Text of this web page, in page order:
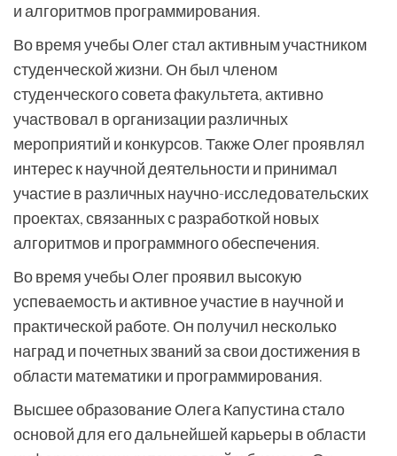
и алгоритмов программирования.
Во время учебы Олег стал активным участником
студенческой жизни. Он был членом
студенческого совета факультета, активно
участвовал в организации различных
мероприятий и конкурсов. Также Олег проявлял
интерес к научной деятельности и принимал
участие в различных научно-исследовательских
проектах, связанных с разработкой новых
алгоритмов и программного обеспечения.
Во время учебы Олег проявил высокую
успеваемость и активное участие в научной и
практической работе. Он получил несколько
наград и почетных званий за свои достижения в
области математики и программирования.
Высшее образование Олега Капустина стало
основой для его дальнейшей карьеры в области